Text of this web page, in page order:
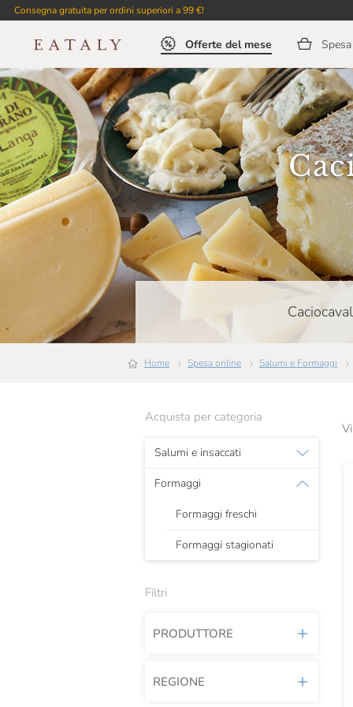
Consegna gratuita per ordini superiori a 99 €!
Offerte del mese
Home Spesa online Salumi e Formaggi
Acquista per categoria
Salumi e insaccati
Formaggi
Formaggi freschi
Formaggi stagionati
Filtri
PRODUTTORE
Beppino Occelli
REGIONE